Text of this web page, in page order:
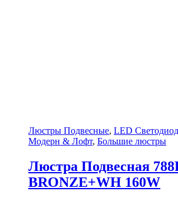
Люстры Подвесные, LED
Модерн & Лофт, Большие люстры
Люстра Подвесная
BRONZE+WH 160W